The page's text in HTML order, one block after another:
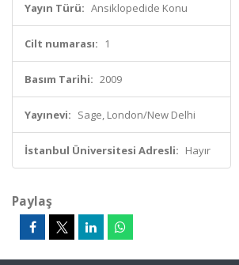
Yayın Türü: Ansiklopedide Konu
Cilt numarası: 1
Basım Tarihi: 2009
Yayınevi: Sage, London/New Delhi
İstanbul Üniversitesi Adresli: Hayır
Paylaş